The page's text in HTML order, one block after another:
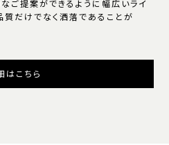
ご提案ができるように幅広いライ
質だけでなく洒落であることが
はこちら